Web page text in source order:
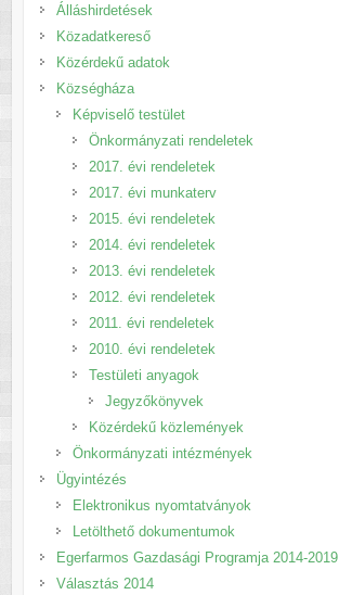
Álláshirdetések
Közadatkereső
Közérdekű adatok
Községháza
Képviselő testület
Önkormányzati rendeletek
2017. évi rendeletek
2017. évi munkaterv
2015. évi rendeletek
2014. évi rendeletek
2013. évi rendeletek
2012. évi rendeletek
2011. évi rendeletek
2010. évi rendeletek
Testületi anyagok
Jegyzőkönyvek
Közérdekű közlemények
Önkormányzati intézmények
Ügyintézés
Elektronikus nyomtatványok
Letölthető dokumentumok
Egerfarmos Gazdasági Programja 2014-2019
Választás 2014